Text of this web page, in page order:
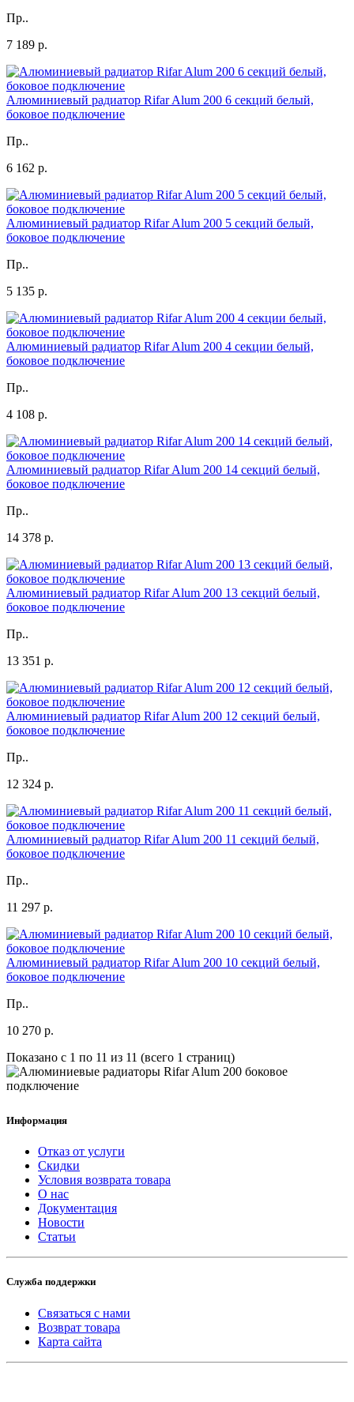
Пр..
7 189 р.
Алюминиевый радиатор Rifar Alum 200 6 секций белый,
боковое подключение
Пр..
6 162 р.
Алюминиевый радиатор Rifar Alum 200 5 секций белый,
боковое подключение
Пр..
5 135 р.
Алюминиевый радиатор Rifar Alum 200 4 секции белый,
боковое подключение
Пр..
4 108 р.
Алюминиевый радиатор Rifar Alum 200 14 секций белый,
боковое подключение
Пр..
14 378 р.
Алюминиевый радиатор Rifar Alum 200 13 секций белый,
боковое подключение
Пр..
13 351 р.
Алюминиевый радиатор Rifar Alum 200 12 секций белый,
боковое подключение
Пр..
12 324 р.
Алюминиевый радиатор Rifar Alum 200 11 секций белый,
боковое подключение
Пр..
11 297 р.
Алюминиевый радиатор Rifar Alum 200 10 секций белый,
боковое подключение
Пр..
10 270 р.
Показано с 1 по 11 из 11 (всего 1 страниц)
Информация
Отказ от услуги
Скидки
Условия возврата товара
О нас
Документация
Новости
Статьи
Служба поддержки
Связаться с нами
Возврат товара
Карта сайта